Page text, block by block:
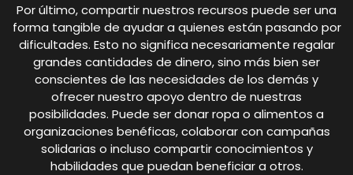
Por último, compartir nuestros recursos puede ser una
forma tangible de ayudar a quienes están pasando por
dificultades. Esto no significa necesariamente regalar
grandes cantidades de dinero, sino más bien ser
conscientes de las necesidades de los demás y
ofrecer nuestro apoyo dentro de nuestras
posibilidades. Puede ser donar ropa o alimentos a
organizaciones benéficas, colaborar con campañas
solidarias o incluso compartir conocimientos y
habilidades que puedan beneficiar a otros.